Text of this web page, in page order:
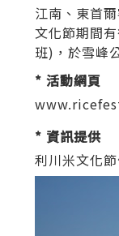
江南、東首
文化節期間
班)，於雪峰
* 活動網頁
* 資訊提供
利川米文化